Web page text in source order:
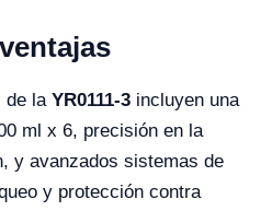
de la YR0111-3 incluyen una
ml x 6, precisión en la
y avanzados sistemas de
y protección contra